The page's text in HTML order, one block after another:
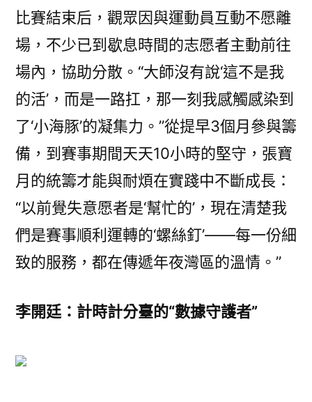
比賽結束后，觀眾因與運動員互動不愿離
場，不少已到歇息時間的志愿者主動前往
場內，協助分散。“大師沒有說‘這不是我
的活’，而是一路扛，那一刻我感觸感染到
了‘小海豚’的凝集力。”從提早3個月參與籌
備，到賽事期間天天10小時的堅守，張寶
月的統籌才能與耐煩在實踐中不斷成長：
“以前覺失意愿者是‘幫忙的’，現在清楚我
們是賽事順利運轉的‘螺絲釘’——每一份細
致的服務，都在傳遞年夜灣區的溫情。”
李開廷：計時計分臺的“數據守護者”